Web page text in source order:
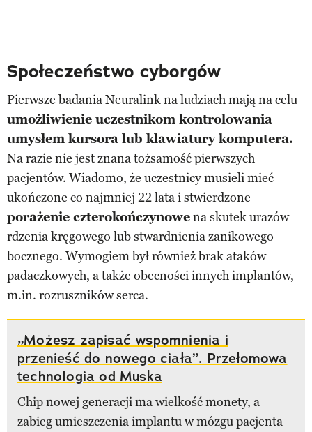
Społeczeństwo cyborgów
Pierwsze badania Neuralink na ludziach mają na celu
umożliwienie uczestnikom kontrolowania
umysłem kursora lub klawiatury komputera.
Na razie nie jest znana tożsamość pierwszych
pacjentów. Wiadomo, że uczestnicy musieli mieć
ukończone co najmniej 22 lata i stwierdzone
porażenie czterokończynowena skutek urazów
rdzenia kręgowego lub stwardnienia zanikowego
bocznego. Wymogiem był również brak ataków
padaczkowych, a także obecności innych implantów,
m.in. rozruszników serca.
„Możesz zapisać wspomnienia i
przenieść do nowego ciała”. Przełomowa
technologia od Muska
Chip nowej generacji ma wielkość monety, a
zabieg umieszczenia implantu w mózgu pacjenta